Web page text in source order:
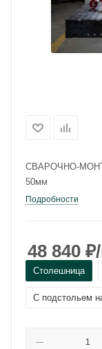
СВАРОЧНО-
50мм
Подробности
48 840 ₽
Столешница
С подстольем